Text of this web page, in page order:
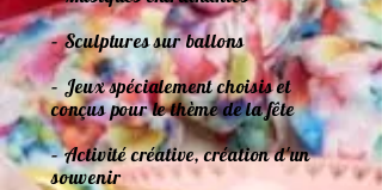
– Sculptures sur ballons
– Jeux spécialement choisis et
conçus pour le thème de la fête
– Activité créative, création d'un
souvenir